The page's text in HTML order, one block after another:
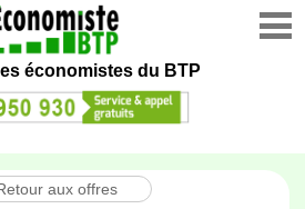
économistes du BTP
aux offres